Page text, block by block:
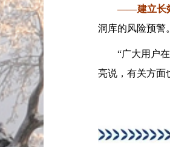
——建立长
洞库的风险预警。
“广大用户在
亮说，有关方面